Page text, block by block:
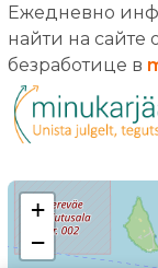
Ежедневно
найти на сайте
безработице в
+
−